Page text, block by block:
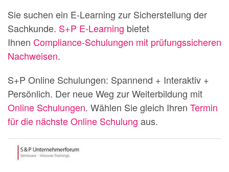
Sie suchen ein E-Learning zur Sicherstellung der
Sachkunde. S+P E-Learning bietet
Ihnen Compliance-Schulungen mit prüfungssicheren
Nachweisen.
S+P Online Schulungen: Spannend + Interaktiv +
Persönlich. Der neue Weg zur Weiterbildung mit
Online Schulungen. Wählen Sie gleich Ihren Termin
für die nächste Online Schulung aus.